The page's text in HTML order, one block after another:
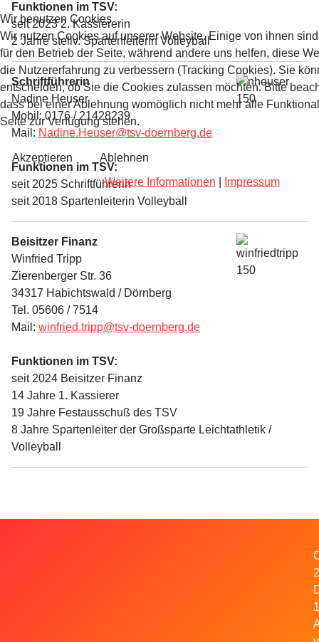
Funktionen im TSV:
seit 2023 2. Kassiererin
2 Jahre stellv. Spartenleiterin Volleyball
Schriftführerin
Nadine Heuser
Mobil: 0176 / 21428239
Mail: Nadine.Heuser@tsv-doernberg.de
Funktionen im TSV:
seit 2025 Schriftführerin
seit 2018 Spartenleiterin Volleyball
Beisitzer Finanz
Winfried Tripp
Zierenberger Str. 36
34317 Habichtswald / Dörnberg
Tel. 05606 / 7514
Mail: winfried.tripp@tsv-doernberg.de
Funktionen im TSV:
seit 2024 Beisitzer Finanz
14 Jahre 1. Kassierer
19 Jahre Festausschuß des TSV
8 Jahre Spartenleiter der Großsparte Leichtathletik /
Volleyball
Wir benutzen Cookies
Wir nutzen Cookies auf unserer Website. Einige von ihnen
für den Betrieb der Seite, während andere uns helfen, diese
die Nutzererfahrung zu verbessern (Tracking Cookies). Sie
entscheiden, ob Sie die Cookies zulassen möchten. Bitte
dass bei einer Ablehnung womöglich nicht mehr alle
Seite zur Verfügung stehen.
Akzeptieren Ablehnen
Weitere Informationen Impressum